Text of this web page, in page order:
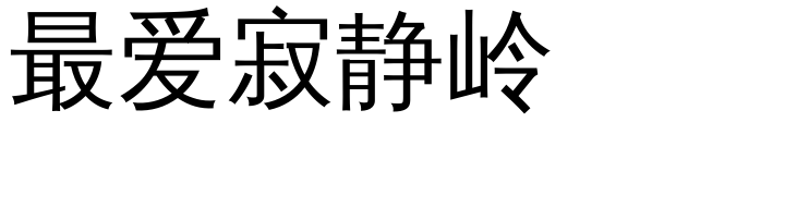
最爱寂静岭